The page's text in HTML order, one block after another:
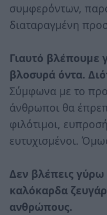
συμφερόντων,
διαταραγμένη
Γιαυτό βλέπουμε
βλοσυρά όντα.
Σύμφωνα με το
άνθρωποι θα
φιλότιμοι,
ευτυχισμένοι.
Δεν βλέπεις γύρω
καλόκαρδα
ανθρώπους.